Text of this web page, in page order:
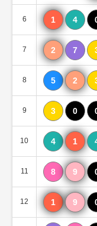
6 1 4
7 2 7
8 5 2
9 3 0
10 4 1
11 8 9
12 1 9